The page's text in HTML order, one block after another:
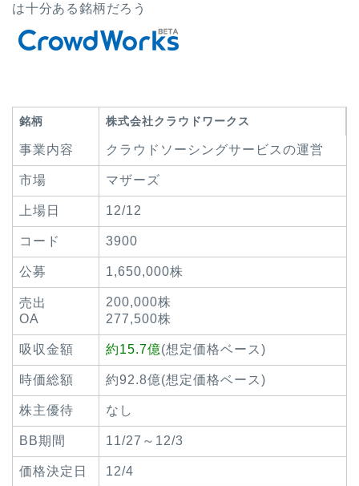
は十分ある銘柄だろう
銘柄 株式会社クラウドワークス
事業内容 クラウドソーシングサービスの運営
市場 マザーズ
上場日 12/12
コード 3900
公募 1,650,000株
売出
OA
200,000株
277,500株
吸収金額 約15.7億(想定価格ベース)
時価総額 約92.8億(想定価格ベース)
株主優待 なし
BB期間 11/27～12/3
価格決定日 12/4